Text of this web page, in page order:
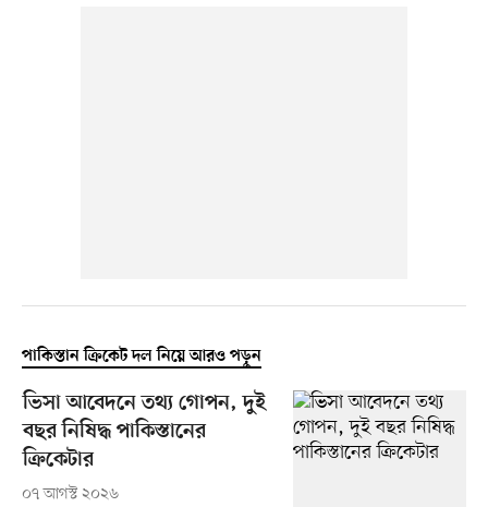
পাকিস্তান ক্রিকেট দল নিয়ে আরও পড়ুন
ভিসা আবেদনে তথ্য গোপন, দুই
বছর নিষিদ্ধ পাকিস্তানের
ক্রিকেটার
০৭ আগস্ট ২০২৬